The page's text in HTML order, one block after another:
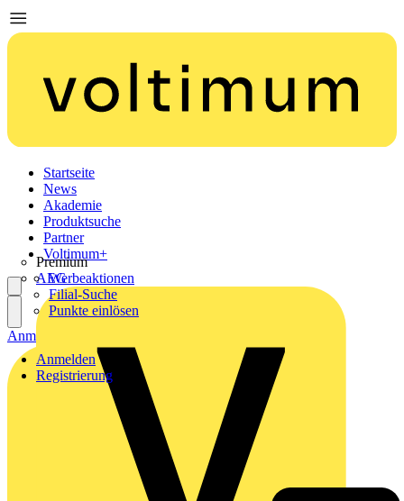
Startseite
News
Akademie
Produktsuche
Partner
Premium
AEG
Voltimum+
Werbeaktionen
Filial-Suche
Punkte einlösen
Anmelden
Registrierung
Anmelden